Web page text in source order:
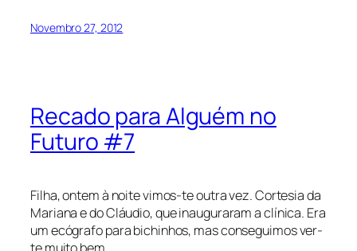
Novembro 27, 2012
Recado para Alguém no
Futuro #7
Filha, ontem à noite vimos-te outra vez. Cortesia da
Mariana e do Cláudio, que inauguraram a clínica. Era
um ecógrafo para bichinhos, mas conseguimos ver-